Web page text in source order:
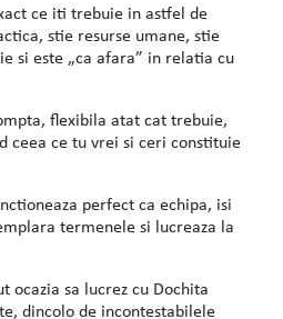
ce iti trebuie in astfel de
stie resurse umane, stie
si este „ca afara” in relatia cu
flexibila atat cat trebuie,
ceea ce tu vrei si ceri constituie
perfect ca echipa, isi
termenele si lucreaza la
ocazia sa lucrez cu Dochita
dincolo de incontestabilele